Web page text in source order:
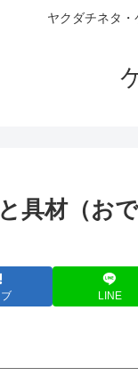
ヤクダチネタ
具材（お
LINE